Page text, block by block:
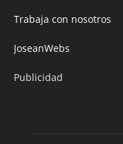
Trabaja con nosotros
JoseanWebs
Publicidad